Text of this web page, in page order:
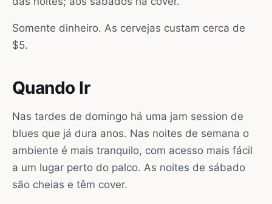
Somente dinheiro. As cervejas custam cerca de
$5.
Quando Ir
Nas tardes de domingo há uma jam session de
blues que já dura anos. Nas noites de semana o
ambiente é mais tranquilo, com acesso mais fácil
a um lugar perto do palco. As noites de sábado
são cheias e têm cover.